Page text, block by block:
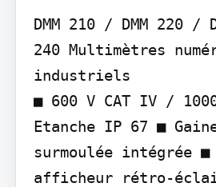
DMM 210 / DMM 220 /
240 Multimètres
industriels
■ 600 V CAT IV /
Etanche IP 67 ■
surmoulée intégrée ■
afficheur rétro-